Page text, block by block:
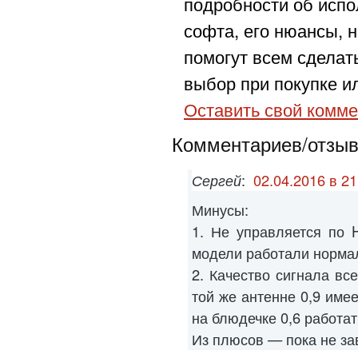
софта, его нюансы,
помогут всем
выбор при покупке
Оставить свой
Комментариев/
Сергей: 02.04.2016 в
Минусы:
1. Не управляется по
модели работали
2. Качество сигнала
той же антенне 0,9
на блюдечке 0,6
Из плюсов — пока не